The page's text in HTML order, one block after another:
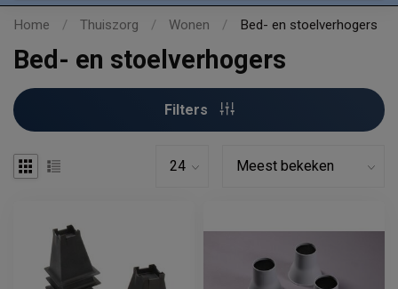
Home / Thuiszorg / Wonen / Bed- en stoelverhogers
Bed- en stoelverhogers
Filters